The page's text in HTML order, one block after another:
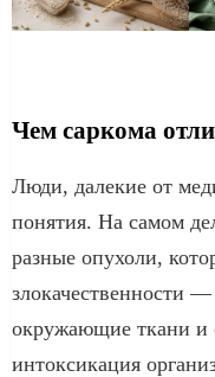
Чем саркома
Люди, далекие от
понятия. На самом
разные опухоли,
злокачественности
окружающие ткани и
интоксикация